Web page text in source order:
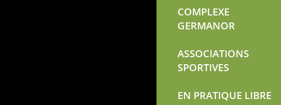
COMPLEXE
GERMANOR
ASSOCIATIONS
SPORTIVES
EN PRATIQUE LIBRE